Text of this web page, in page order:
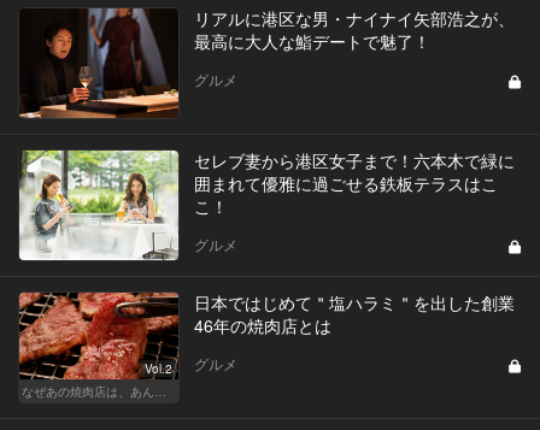
リアルに港区な男・ナイナイ矢部浩之が、
最高に大人な鮨デートで魅了！
グルメ
セレブ妻から港区女子まで！六本木で緑に
囲まれて優雅に過ごせる鉄板テラスはこ
こ！
グルメ
Vol.2
日本ではじめて＂塩ハラミ＂を出した創業
46年の焼肉店とは
グルメ